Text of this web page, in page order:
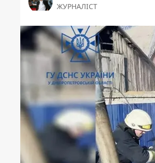
ЖУРНАЛІСТ